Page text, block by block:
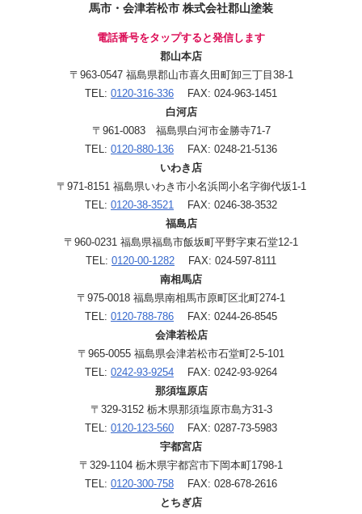
馬市・会津若松市 株式会社郡山塗装
電話番号をタップすると発信します
郡山本店
〒963-0547 福島県郡山市喜久田町卸三丁目38-1
TEL: 0120-316-336 FAX: 024-963-1451
白河店
〒961-0083 福島県白河市金勝寺71-7
TEL: 0120-880-136 FAX: 0248-21-5136
いわき店
〒971-8151 福島県いわき市小名浜岡小名字御代坂1-1
TEL: 0120-38-3521 FAX: 0246-38-3532
福島店
〒960-0231 福島県福島市飯坂町平野字東石堂12-1
TEL: 0120-00-1282 FAX: 024-597-8111
南相馬店
〒975-0018 福島県南相馬市原町区北町274-1
TEL: 0120-788-786 FAX: 0244-26-8545
会津若松店
〒965-0055 福島県会津若松市石堂町2-5-101
TEL: 0242-93-9254 FAX: 0242-93-9264
那須塩原店
〒329-3152 栃木県那須塩原市島方31-3
TEL: 0120-123-560 FAX: 0287-73-5983
宇都宮店
〒329-1104 栃木県宇都宮市下岡本町1798-1
TEL: 0120-300-758 FAX: 028-678-2616
とちぎ店